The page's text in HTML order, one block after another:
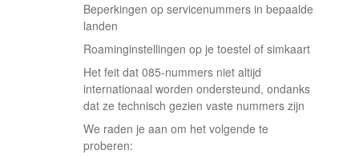
Beperkingen op servicenummers in bepaalde
landen
Roaminginstellingen op je toestel of simkaart
Het feit dat 085-nummers niet altijd
internationaal worden ondersteund, ondanks
dat ze technisch gezien vaste nummers zijn
We raden je aan om het volgende te
proberen: